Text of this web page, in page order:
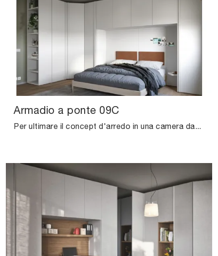
Armadio a ponte 09C
Per ultimare il concept d'arredo in una camera da letto bella e di grande qualità, abbiamo selezionato per te le più esclusive e interessanti ...